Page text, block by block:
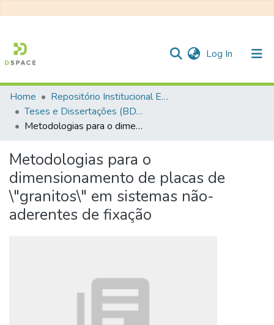
Log In (current)
Communities & Collections
All of DSpace
Statistics
Home
Repositório Institucional EESC
Teses e Dissertações (BDTD USP)
Metodologias para o dimensionamento de placas de \"granitos\" em sistemas não-aderentes de fixação
Metodologias para o
dimensionamento de placas de
\"granitos\" em sistemas não-
aderentes de fixação